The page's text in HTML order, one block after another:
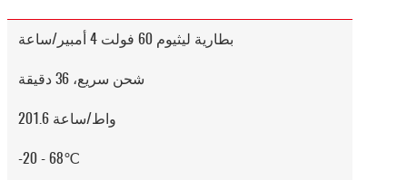
بطارية ليثيوم 60 فولت 4 أمبير/ساعة
شحن سريع، 36 دقيقة
201.6 واط/ساعة
-20 - 68℃